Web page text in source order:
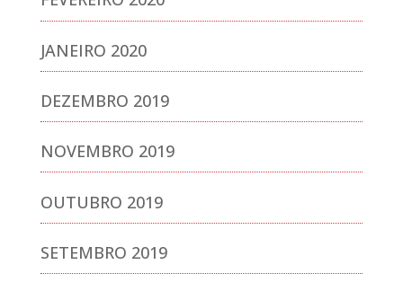
JANEIRO 2020
DEZEMBRO 2019
NOVEMBRO 2019
OUTUBRO 2019
SETEMBRO 2019